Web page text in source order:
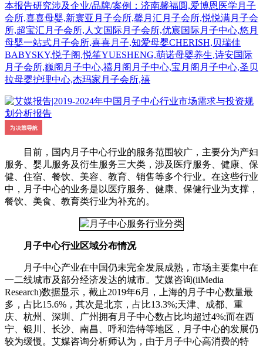
本报告研究涉及企业/品牌/案例：济南馨福圆,爱博恩医学月子
会所,喜喜母婴,新寰亚月子会所,馨月汇月子会所,悦悦满月子会
所,超宝汇月子会所,人文国际月子会所,优宸国际月子中心,悠月
母婴一站式月子会所,喜喜月子,知爱母婴CHERISH,贝瑞佳
BABYSKY,悦子阁,悦笙YUESHENG,萌诺母婴养生,诗安国际
月子会所,巍阁月子中心,禧月阁月子中心,宝月阁月子中心,圣贝
拉母婴护理中心,杰玛家月子会所,禧
目前，国内月子中心行业的服务范围较广，主要分为产妇
服务、婴儿服务及衍生服务三大类，涉及医疗服务、健康、保
健、住宿、餐饮、美容、教育、销售等多个行业。在这些行业
中，月子中心的业务是以医疗服务、健康、保健行业为支撑，
餐饮、美食、教育类行业为补充的。
月子中心行业区域分布情况
月子中心产业在中国仍未完全发展成熟，市场主要集中在
一二线城市及部分经济发达的城市。艾媒咨询(iiMedia
Research)数据显示，截止2019年6月，上海的月子中心数量最
多，占比15.6%，其次是北京，占比13.3%;天津、成都、重
庆、杭州、深圳、广州拥有月子中心数占比均超过4%;而在西
宁、银川、长沙、南昌、呼和浩特等地区，月子中心的发展仍
较为缓慢。艾媒咨询分析师认为，由于月子中心高消费的特